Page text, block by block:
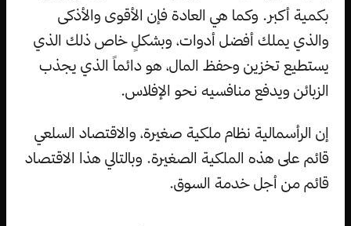
بكمية أكبر. وكما هي العادة فإن الأقوى والأذكى
والذي يملك أفضل أدوات، وبشكلٍ خاص ذلك الذي
يستطيع تخزين وحفظ المال، هو دائماً الذي يجذب
الزبائن ويدفع منافسيه نحو الإفلاس.
إن الرأسمالية نظام ملكية صغيرة، والاقتصاد السلعي
قائم على هذه الملكية الصغيرة. وبالتالي هذا الاقتصاد
قائم من أجل خدمة السوق.